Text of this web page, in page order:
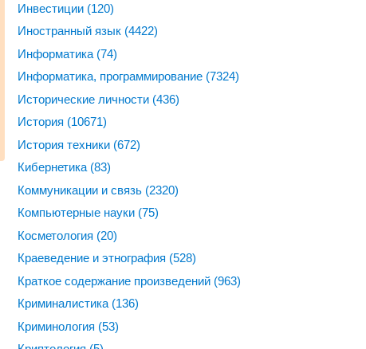
Инвестиции (120)
Иностранный язык (4422)
Информатика (74)
Информатика, программирование (7324)
Исторические личности (436)
История (10671)
История техники (672)
Кибернетика (83)
Коммуникации и связь (2320)
Компьютерные науки (75)
Косметология (20)
Краеведение и этнография (528)
Краткое содержание произведений (963)
Криминалистика (136)
Криминология (53)